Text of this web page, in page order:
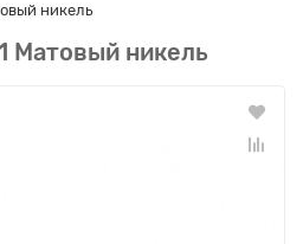
никель
Матовый никель